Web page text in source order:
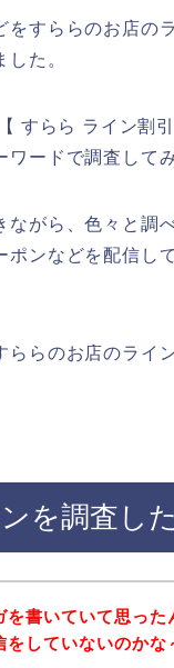
すららのお店の
た。
すらら ライン割
ードで調査して
がら、色々と調
ンなどを配信し
らのお店のライ
を調査した
書いていて思った
していないのかな